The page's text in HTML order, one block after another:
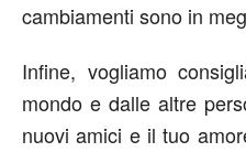
cambiamenti sono in
Infine, vogliamo
mondo e dalle altre
nuovi amici e il tuo